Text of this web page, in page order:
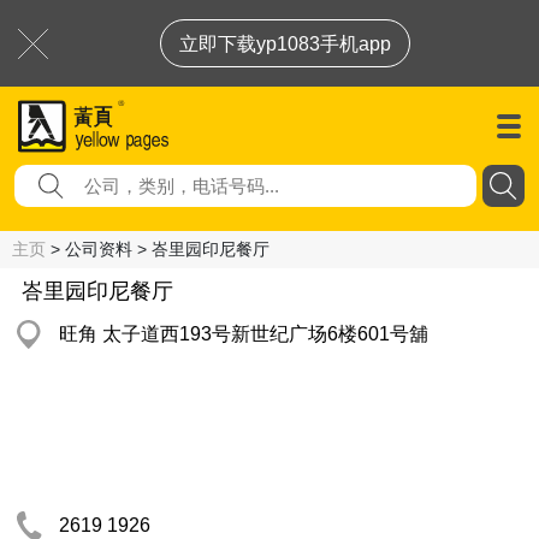
立即下载yp1083手机app
主页 > 公司资料 > 峇里园印尼餐厅
峇里园印尼餐厅
旺角 太子道西193号新世纪广场6楼601号舖
2619 1926